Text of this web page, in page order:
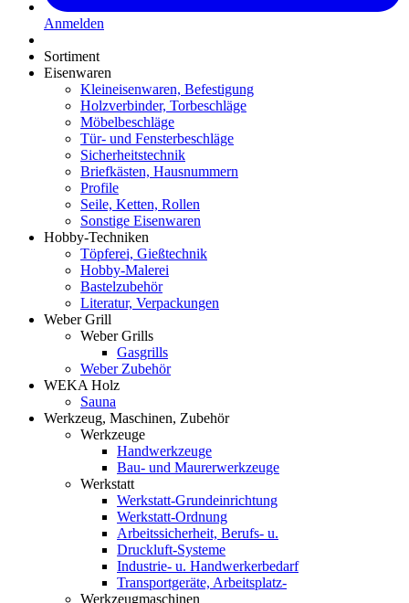
Anmelden
Sortiment
Eisenwaren
Kleineisenwaren, Befestigung
Holzverbinder, Torbeschläge
Möbelbeschläge
Tür- und Fensterbeschläge
Sicherheitstechnik
Briefkästen, Hausnummern
Profile
Seile, Ketten, Rollen
Sonstige Eisenwaren
Hobby-Techniken
Töpferei, Gießtechnik
Hobby-Malerei
Bastelzubehör
Literatur, Verpackungen
Weber Grill
Weber Grills
Gasgrills
Weber Zubehör
WEKA Holz
Sauna
Werkzeug, Maschinen, Zubehör
Werkzeuge
Handwerkzeuge
Bau- und Maurerwerkzeuge
Werkstatt
Werkstatt-Grundeinrichtung
Werkstatt-Ordnung
Arbeitssicherheit, Berufs- u.
Druckluft-Systeme
Industrie- u. Handwerkerbedarf
Transportgeräte, Arbeitsplatz-
Werkzeugmaschinen